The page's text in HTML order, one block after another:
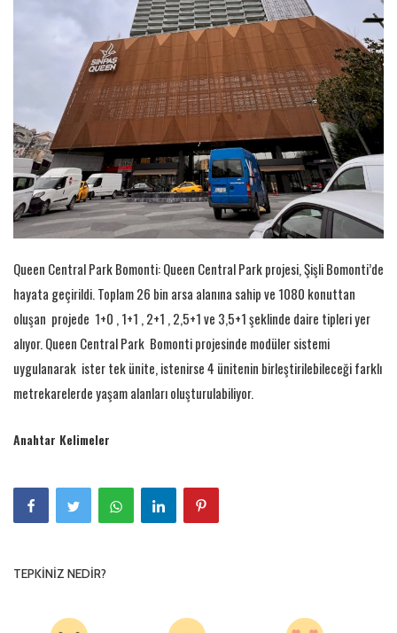
Queen Central Park Bomonti: Queen Central Park projesi, Şişli Bomonti’de
hayata geçirildi. Toplam 26 bin arsa alanına sahip ve 1080 konuttan
oluşan projede 1+0 , 1+1 , 2+1 , 2,5+1 ve 3,5+1 şeklinde daire tipleri yer
alıyor. Queen Central Park Bomonti projesinde modüler sistemi
uygulanarak ister tek ünite, istenirse 4 ünitenin birleştirilebileceği farklı
metrekarelerde yaşam alanları oluşturulabiliyor.
Anahtar Kelimeler
TEPKINIZ NEDIR?